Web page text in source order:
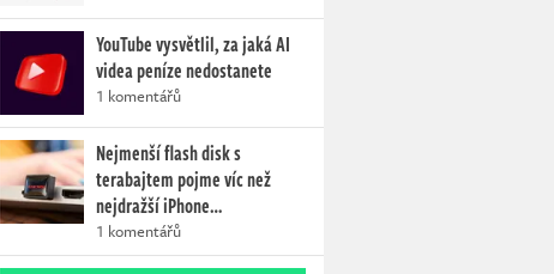
YouTube vysvětlil, za jaká AI
videa peníze nedostanete
1 komentářů
Nejmenší flash disk s
terabajtem pojme víc než
nejdražší iPhone…
1 komentářů